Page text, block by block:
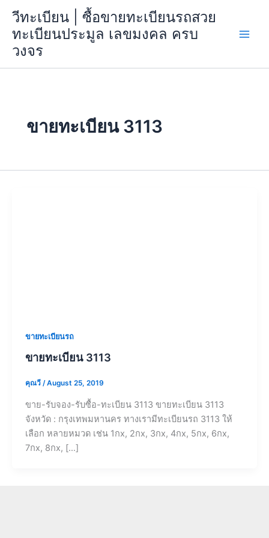
content
วีทะเบียน | ซื้อขายทะเบียนรถสวย
ทะเบียนประมูล เลขมงคล ครบ
วงจร
ขายทะเบียน 3113
ขายทะเบียนรถ
ขายทะเบียน 3113
คุณวี /August 25, 2019
ขาย-รับจอง-รับซื้อ-ทะเบียน 3113 ขายทะเบียน 3113
จังหวัด : กรุงเทพมหานคร ทางเรามีทะเบียนรถ 3113 ให้
เลือก หลายหมวด เช่น 1กx, 2กx, 3กx, 4กx, 5กx, 6กx,
7กx, 8กx, […]